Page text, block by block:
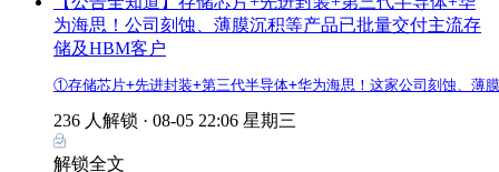
为海思！公司刻蚀、薄膜沉积等产品已批量交付主流存
储及HBM客户
①存储芯片+先进封装+第三代半导体+华为海思！这家公司刻蚀、薄
236 人解锁 · 08-05 22:06 星期三
解锁全文